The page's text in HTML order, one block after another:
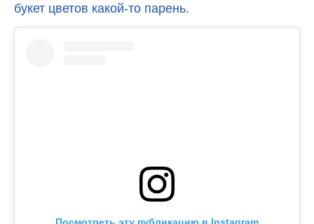
букет цветов какой-то парень.
Посмотреть эту публикацию в Instagram